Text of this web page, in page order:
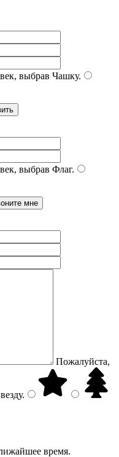
выбрав Чашку.
выбрав Флаг.
Пожалуйста,
.
время.